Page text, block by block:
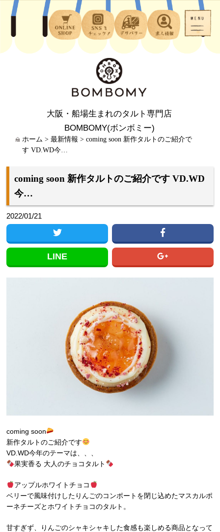
大阪・船場生まれのタルト専門店
BOMBOMY(ボンボミー)
ホーム > 最新情報 > coming soon 新作タルトのご紹介で
す VD.WD今…
coming soon 新作タルトのご紹介です VD.WD
今…
2022/01/21
LINE
coming soon
新作タルトのご紹介です
VD.WD今年のテーマは、、、
果実香る 大人のチョコタルト
アップルホワイトチョコ
ベリーで風味付けしたりんごのコンポートを閉じ込めたマスカルポ
ーネチーズとホワイトチョコのタルト。
甘すぎず、りんごのシャキシャキした食感も楽しめる商品となって